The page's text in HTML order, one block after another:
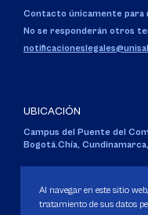
Contacto únicamente para
No se responderán otros
UBICACIÓN
Campus del Puente del
Bogotá.Chía,
Personería Jurídica:
Ministerio de Educación
Al navegar en este sitio
tratamiento de sus datos